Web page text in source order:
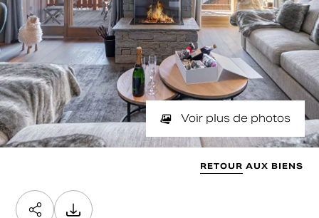
VOTRE BUDGET
Min Max
Valider
PIÈCES
min / max
NOMBRE DE PIÈCES
Min Max
SURFACE
min / max
SURFACE SOUHAITÉE
Min Max
Voir plus de photos
RETOUR AUX BIENS